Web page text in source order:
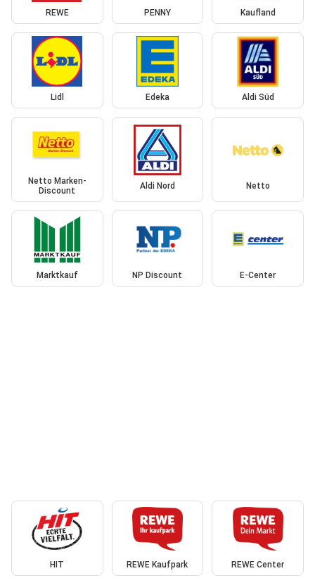
REWE PENNY Kaufland
Lidl Edeka Aldi Süd
Netto Marken-
Discount
Aldi Nord Netto
Marktkauf NP Discount E-Center
HIT REWE Kaufpark REWE Center